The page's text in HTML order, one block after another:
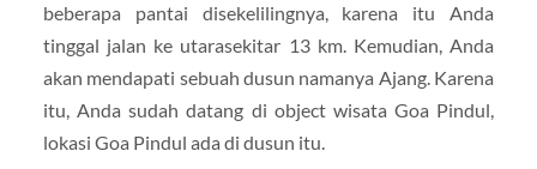
beberapa pantai disekelilingnya, karena itu Anda
tinggal jalan ke utarasekitar 13 km. Kemudian, Anda
akan mendapati sebuah dusun namanya Ajang. Karena
itu, Anda sudah datang di object wisata Goa Pindul,
lokasi Goa Pindul ada di dusun itu.